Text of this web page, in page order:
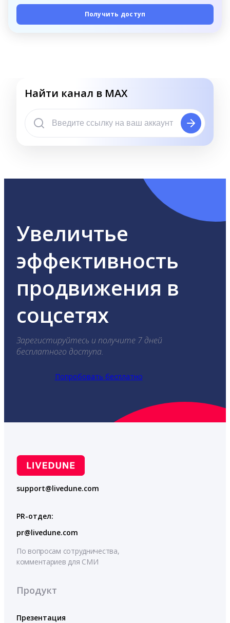
Получить доступ
Найти канал в MAX
Увеличтье
эффективность
продвижения в
соцсетях
Зарегистируйтесь и получите 7 дней
бесплатного доступа.
Попробовать бесплатно
support@livedune.com
PR-отдел:
pr@livedune.com
По вопросам сотрудничества,
комментариев для СМИ
Продукт
Презентация